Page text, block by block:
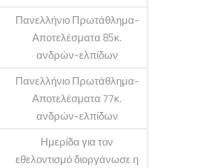
Πανελλήνιο Πρωτάθλημα-
Αποτελέσματα 85κ.
ανδρών-ελπίδων
Πανελλήνιο Πρωτάθλημα-
Αποτελέσματα 77κ.
ανδρών-ελπίδων
Ημερίδα για τον
εθελοντισμό διοργάνωσε η